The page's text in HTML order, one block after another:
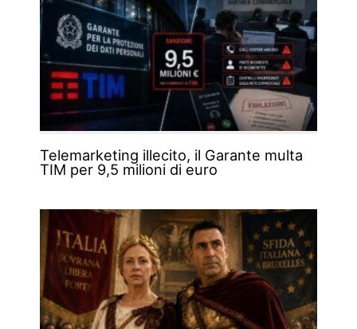
Telemarketing illecito, il Garante multa
TIM per 9,5 milioni di euro